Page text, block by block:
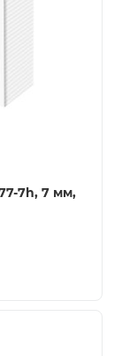
7h, 7 мм,